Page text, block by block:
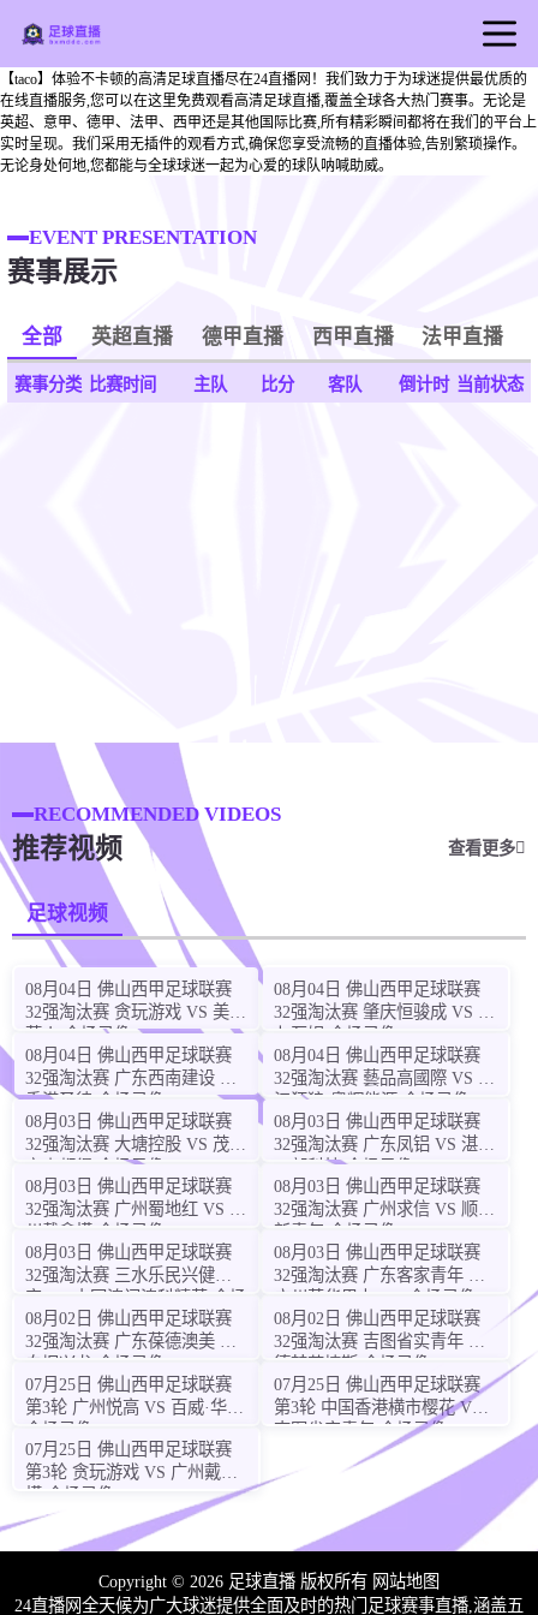
首页
足球直播
篮球直播
足球新闻
【taco】体验不卡顿的高清足球直播尽在24直播网！我们致力于为球迷提供最优质的
在线直播服务,您可以在这里免费观看高清足球直播,覆盖全球各大热门赛事。无论是
英超、意甲、德甲、法甲、西甲还是其他国际比赛,所有精彩瞬间都将在我们的平台上
实时呈现。我们采用无插件的观看方式,确保您享受流畅的直播体验,告别繁琐操作。
无论身处何地,您都能与全球球迷一起为心爱的球队呐喊助威。
EVENT PRESENTATION
赛事展示
全部 英超直播 德甲直播 西甲直播 法甲直播
赛事分类 比赛时间 主队 比分 客队 倒计时 当前状态
RECOMMENDED VIDEOS
推荐视频 查看更多
足球视频
08月04日 佛山西甲足球联赛
32强淘汰赛 贪玩游戏 VS 美的
薪火 全场录像
08月04日 佛山西甲足球联赛
32强淘汰赛 肇庆恒骏成 VS 三
七互娱 全场录像
08月04日 佛山西甲足球联赛
32强淘汰赛 广东西南建设 VS
香港圣徒 全场录像
08月04日 佛山西甲足球联赛
32强淘汰赛 藝品高國際 VS 湛
江狂狼·粵辉能源 全场录像
08月03日 佛山西甲足球联赛
32强淘汰赛 大塘控股 VS 茂名
市点都得 全场录像
08月03日 佛山西甲足球联赛
32强淘汰赛 广东凤铝 VS 湛江
八部科技 全场录像
08月03日 佛山西甲足球联赛
32强淘汰赛 广州蜀地红 VS 广
州戴拿模 全场录像
08月03日 佛山西甲足球联赛
32强淘汰赛 广州求信 VS 顺德
新青年 全场录像
08月03日 佛山西甲足球联赛
32强淘汰赛 三水乐民兴健力
宝 VS 中国澳门澳科精英 全场
录像
08月03日 佛山西甲足球联赛
32强淘汰赛 广东客家青年 VS
广州英华思力U17 全场录像
08月02日 佛山西甲足球联赛
32强淘汰赛 广东葆德澳美 VS
白坭兴龙 全场录像
08月02日 佛山西甲足球联赛
32强淘汰赛 吉图省实青年 VS
德兢艾捷斯 全场录像
07月25日 佛山西甲足球联赛
第3轮 广州悦高 VS 百威·华兴
全场录像
07月25日 佛山西甲足球联赛
第3轮 中国香港横市樱花 VS
吉图省实青年 全场录像
07月25日 佛山西甲足球联赛
第3轮 贪玩游戏 VS 广州戴拿
模 全场录像
Copyright © 2026 足球直播 版权所有 网站地图
24直播网全天候为广大球迷提供全面及时的热门足球赛事直播,涵盖五